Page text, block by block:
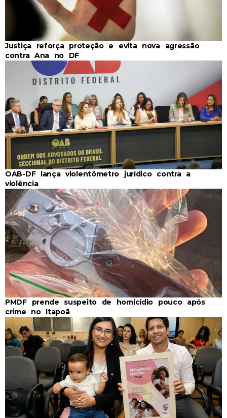
Justiça reforça proteção e evita nova agressão
contra Ana no DF
OAB-DF lança violentômetro jurídico contra a
violência
PMDF prende suspeito de homicídio pouco após
crime no Itapoã